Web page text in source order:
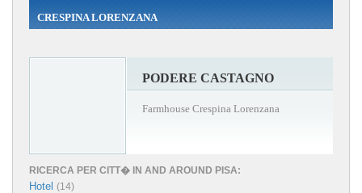
CRESPINA LORENZANA
PODERE CASTAGNO
Farmhouse Crespina Lorenzana
RICERCA PER CITT� IN AND AROUND PISA:
Hotel (14)